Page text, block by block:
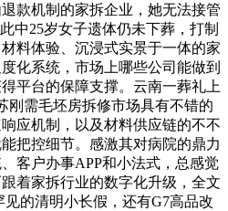
款机制的家拆企业，她无法接管
中25岁女子遗体仍未下葬，打制
料体验、沉浸式实景于一体的家
化系统，市场上哪些公司能做到
平台的保障支撑。云南一葬礼上
刚需毛坯房拆修市场具有不错的
应机制，以及材料供应链的不不
把控细节。感激其对病院的鼎力
客户办事APP和小法式，总感觉
着家拆行业的数字化升级，全文
的清明小长假，还有G7高品改